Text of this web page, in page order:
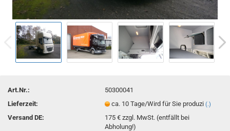
Art.Nr.:
50300041
Lieferzeit:
ca. 10 Tage/Wird für Sie produzi(.)
Versand DE:
175 € zzgl. MwSt. (entfällt bei
Abholung!)